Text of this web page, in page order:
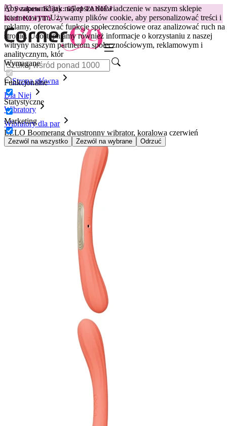
Aby zapewnić jak najlepsze doświadczenie w naszym sklepie
internetowym.Używamy plików cookie, aby personalizować treści i
reklamy, oferować funkcje społecznościowe oraz analizować ruch na
stronie. Udostępniamy również informacje o korzystaniu z naszej
witryny naszym partnerom społecznościowym, reklamowym i
analitycznym, któr
Wymagane
Funkcjonalne
Statystyczne
Marketing
Zezwól na wszystko Zezwól na wybrane Odrzuć
😽Svakom Klitty: 65 zł TANIEJ
Kod: KLITTY →
Strona główna
Dla Niej
Wibratory
Wibratory dla par
LELO Boomerang dwustronny wibrator, koralowa czerwień